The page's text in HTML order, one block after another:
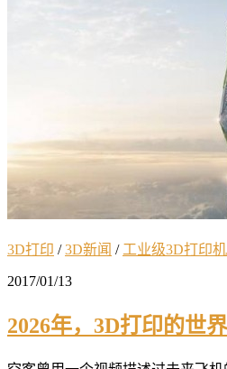
3D打印 /3D新闻 / 工业级3D打印机
2017/01/13
2026年，3D打印的世